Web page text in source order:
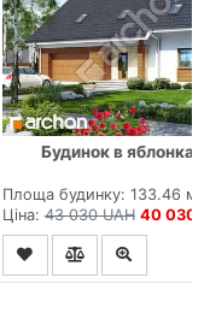
Будинок в яблонках
Площа будинку: 133.46 м
Ціна:43 030 UAH 40 030